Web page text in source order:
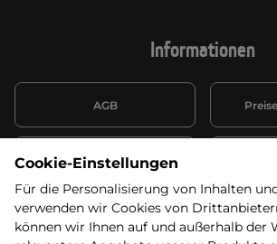
Informationen
AGB
Datenschutzerklärung
Wiederufsbelehrung mit Link
zum Formular
Cookie-Einstellungen
Für die Personalisierung von Inhalten
verwenden wir Cookies von
können wir Ihnen auf und außerhalb der